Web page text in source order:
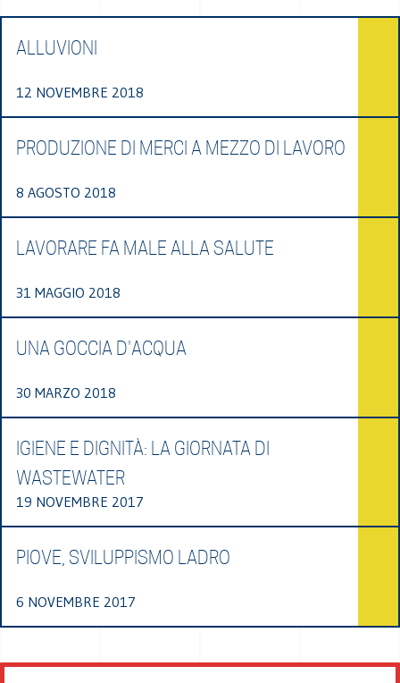
ALLUVIONI
12 NOVEMBRE 2018
PRODUZIONE DI MERCI A MEZZO DI LAVORO
8 AGOSTO 2018
LAVORARE FA MALE ALLA SALUTE
31 MAGGIO 2018
UNA GOCCIA D'ACQUA
30 MARZO 2018
IGIENE E DIGNITÀ: LA GIORNATA DI
WASTEWATER
19 NOVEMBRE 2017
PIOVE, SVILUPPISMO LADRO
6 NOVEMBRE 2017